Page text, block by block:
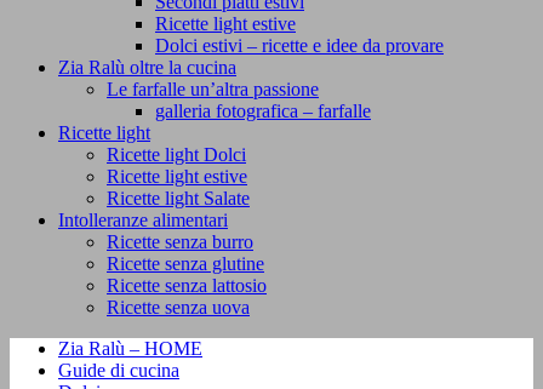
Ricette light estive
Dolci estivi – ricette e idee da provare
Zia Ralù oltre la cucina
Le farfalle un’altra passione
galleria fotografica – farfalle
Ricette light
Ricette light Dolci
Ricette light estive
Ricette light Salate
Intolleranze alimentari
Ricette senza burro
Ricette senza glutine
Ricette senza lattosio
Ricette senza uova
Zia Ralù – HOME
Guide di cucina